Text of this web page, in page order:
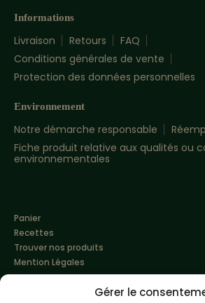
Gérer le
Informations
Livraison Retours
FAQ
Conditions générales de vente
Protection des données personnelles
Environnement
Notre démarche responsable
Fiche produit relative aux qualités ou
environnementales
Panier
Recettes
Trouver nos produits
Mention Légales